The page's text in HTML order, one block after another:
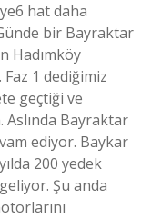
hat daha
bir Bayraktar
Hadımköy
1 dediğimiz
geçtiği ve
Aslında Bayraktar
ediyor. Baykar
200 yedek
Şu anda